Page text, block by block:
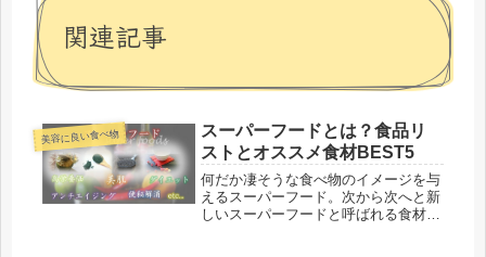
関連記事
美容に良い食べ物
スーパーフードとは？食品リ
ストとオススメ食材BEST5
何だか凄そうな食べ物のイメージを与
えるスーパーフード。次から次へと新
しいスーパーフードと呼ばれる食材が